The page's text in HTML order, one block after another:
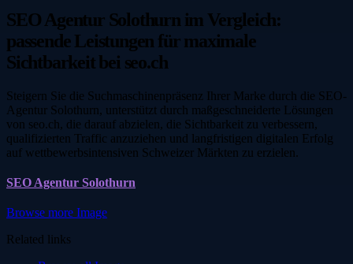
SEO Agentur Solothurn im Vergleich:
passende Leistungen für maximale
Sichtbarkeit bei seo.ch
Steigern Sie die Suchmaschinenpräsenz Ihrer Marke durch die SEO-
Agentur Solothurn, unterstützt durch maßgeschneiderte Lösungen
von seo.ch, die darauf abzielen, die Sichtbarkeit zu verbessern,
qualifizierten Traffic anzuziehen und langfristigen digitalen Erfolg
auf wettbewerbsintensiven Schweizer Märkten zu erzielen.
SEO Agentur Solothurn
Browse more Image
Related links